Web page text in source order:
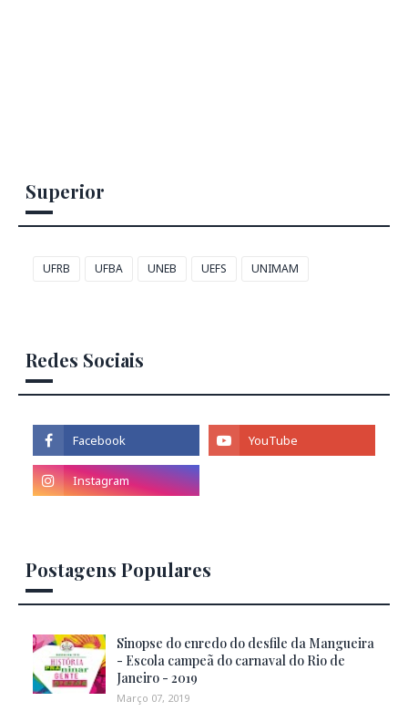
Superior
UFRB UFBA UNEB UEFS UNIMAM
Redes Sociais
Postagens Populares
Sinopse do enredo do desfile da Mangueira
- Escola campeã do carnaval do Rio de
Janeiro - 2019
Março 07, 2019